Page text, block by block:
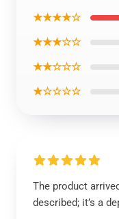
★★★★☆
★★★☆☆
★★☆☆☆
★☆☆☆☆
The product
described; it’s a